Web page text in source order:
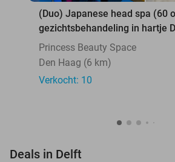
(Duo) Japanese head spa (60
gezichtsbehandeling in hartje
Princess Beauty Space
Den Haag (6 km)
Verkocht: 10
Deals in Delft